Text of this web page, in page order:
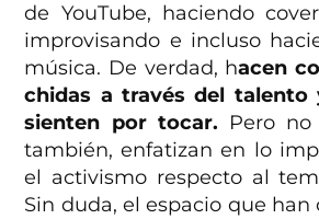
de YouTube, haciendo
improvisando e incluso
música. De verdad, hacen
chidas a través del talento
sienten por tocar. Pero
también, enfatizan en lo
el activismo respecto al
Sin duda, el espacio que han